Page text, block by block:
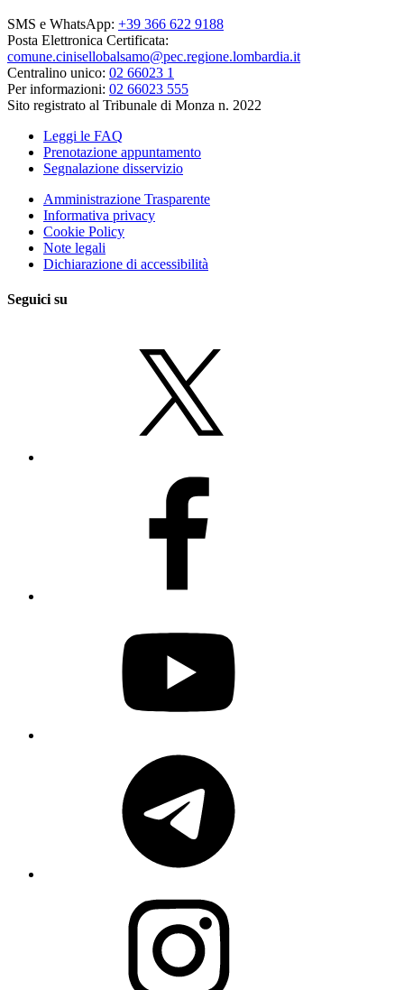
SMS e WhatsApp: +39 366 622 9188
Posta Elettronica Certificata:
comune.cinisellobalsamo@pec.regione.lombardia.it
Centralino unico: 02 66023 1
Per informazioni: 02 66023 555
Sito registrato al Tribunale di Monza n. 2022
Leggi le FAQ
Prenotazione appuntamento
Segnalazione disservizio
Amministrazione Trasparente
Informativa privacy
Cookie Policy
Note legali
Dichiarazione di accessibilità
Seguici su